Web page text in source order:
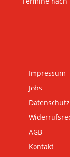
Impressum
Jobs
AGB
Kontakt